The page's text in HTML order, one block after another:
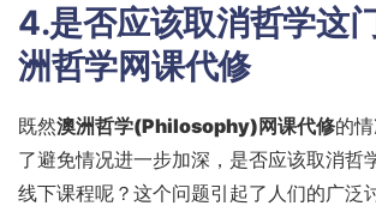
4.是否应该取消哲学这
洲哲学网课代修
既然澳洲哲学(Philosophy)网课代修的
了避免情况进一步加深，是否应该取消哲
线下课程呢？这个问题引起了人们的广泛